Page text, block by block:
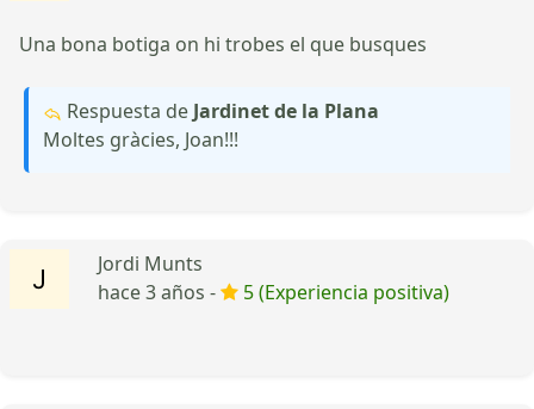
Una bona botiga on hi trobes el que busques
Respuesta de Jardinet de la Plana
Moltes gràcies, Joan!!!
Jordi Munts
hace 3 años -
5 (Experiencia positiva)